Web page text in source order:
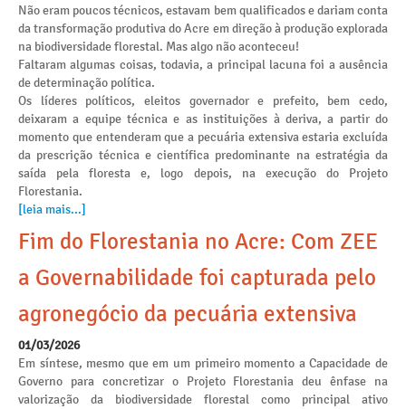
Não eram poucos técnicos, estavam bem qualificados e dariam conta
da transformação produtiva do Acre em direção à produção explorada
na biodiversidade florestal. Mas algo não aconteceu!
Faltaram algumas coisas, todavia, a principal lacuna foi a ausência
de determinação política.
Os líderes políticos, eleitos governador e prefeito, bem cedo,
deixaram a equipe técnica e as instituições à deriva, a partir do
momento que entenderam que a pecuária extensiva estaria excluída
da prescrição técnica e científica predominante na estratégia da
saída pela floresta e, logo depois, na execução do Projeto
Florestania.
[leia mais...]
Fim do Florestania no Acre: Com ZEE
a Governabilidade foi capturada pelo
agronegócio da pecuária extensiva
01/03/2026
Em síntese, mesmo que em um primeiro momento a Capacidade de
Governo para concretizar o Projeto Florestania deu ênfase na
valorização da biodiversidade florestal como principal ativo